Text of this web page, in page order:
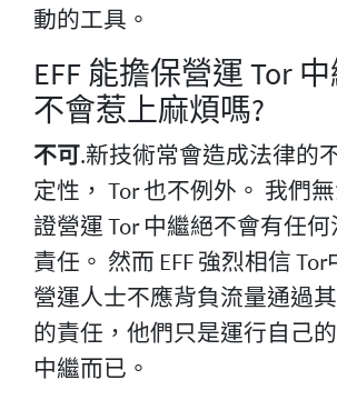
動的工具。
EFF 能擔保營運 Tor
不會惹上麻煩嗎?
不可.新技術常會造成法律的
定性， Tor 也不例外。 我們
證營運 Tor 中繼絕不會有任何
責任。 然而 EFF 強烈相信 Tor
營運人士不應背負流量通過
的責任，他們只是運行自己
中繼而已。